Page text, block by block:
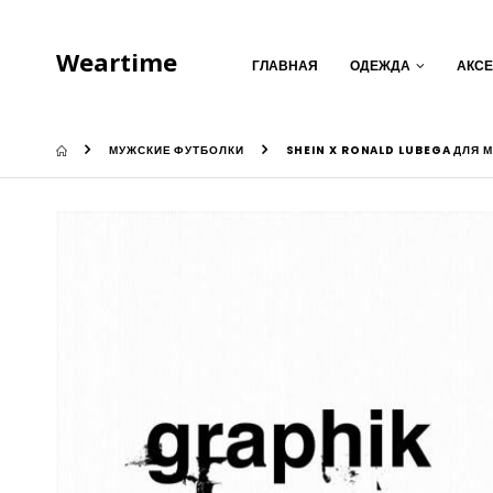
Weartime ГЛАВНАЯ ОДЕЖДА
МУЖСКИЕ ФУТБОЛКИ SHEIN X RONALD LUBEGA